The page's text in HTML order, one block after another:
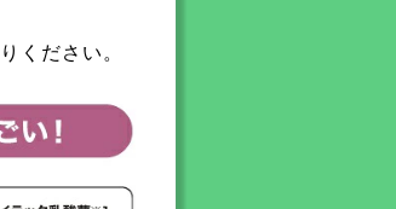
ください。